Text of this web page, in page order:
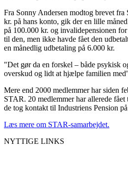
Fra Sonny Andersen modtog brevet
kr. på hans konto, gik der en lille
på 100.000 kr. og invalidepensionen
til den, men ikke havde fået den
en månedlig udbetaling på 6.000 kr.
"Det gør da en forskel – både psykisk
overskud og lidt at hjælpe familien
Mere end 2000 medlemmer har siden
STAR. 20 medlemmer har allerede
de tog kontakt til Industriens Pension
Læs mere om STAR-samarbejdet.
NYTTIGE LINKS